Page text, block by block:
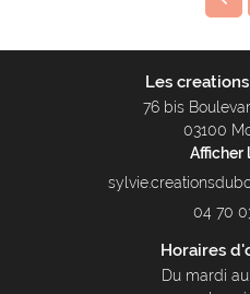
Les
76 bis
03100
Afficher
04 70
Horaires
Du mardi